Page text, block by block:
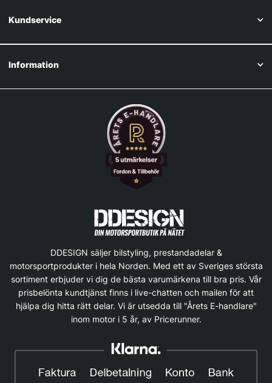
Kundservice
Information
DDESIGN säljer bilstyling, prestandadelar &
motorsportprodukter i hela Norden. Med ett av Sveriges största
sortiment erbjuder vi dig de bästa varumärkena till bra pris. Vår
prisbelönta kundtjänst finns i live-chatten och mailen för att
hjälpa dig hitta rätt delar. Vi är utsedda till "Årets E-handlare"
inom motor i 5 år, av Pricerunner.